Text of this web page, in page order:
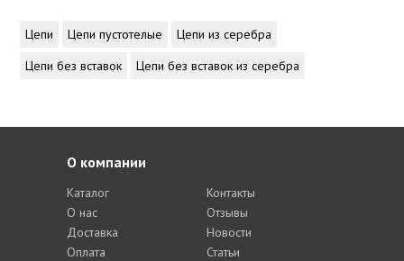
Цепи Цепи пустотелые
Цепи из серебра
Цепи без вставок
Цепи без вставок из серебра
О компании
Каталог
О нас
Доставка
Оплата
Контакты
Отзывы
Новости
Статьи